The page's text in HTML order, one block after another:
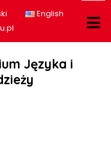
English
Facebook
na tiktok
Języka i